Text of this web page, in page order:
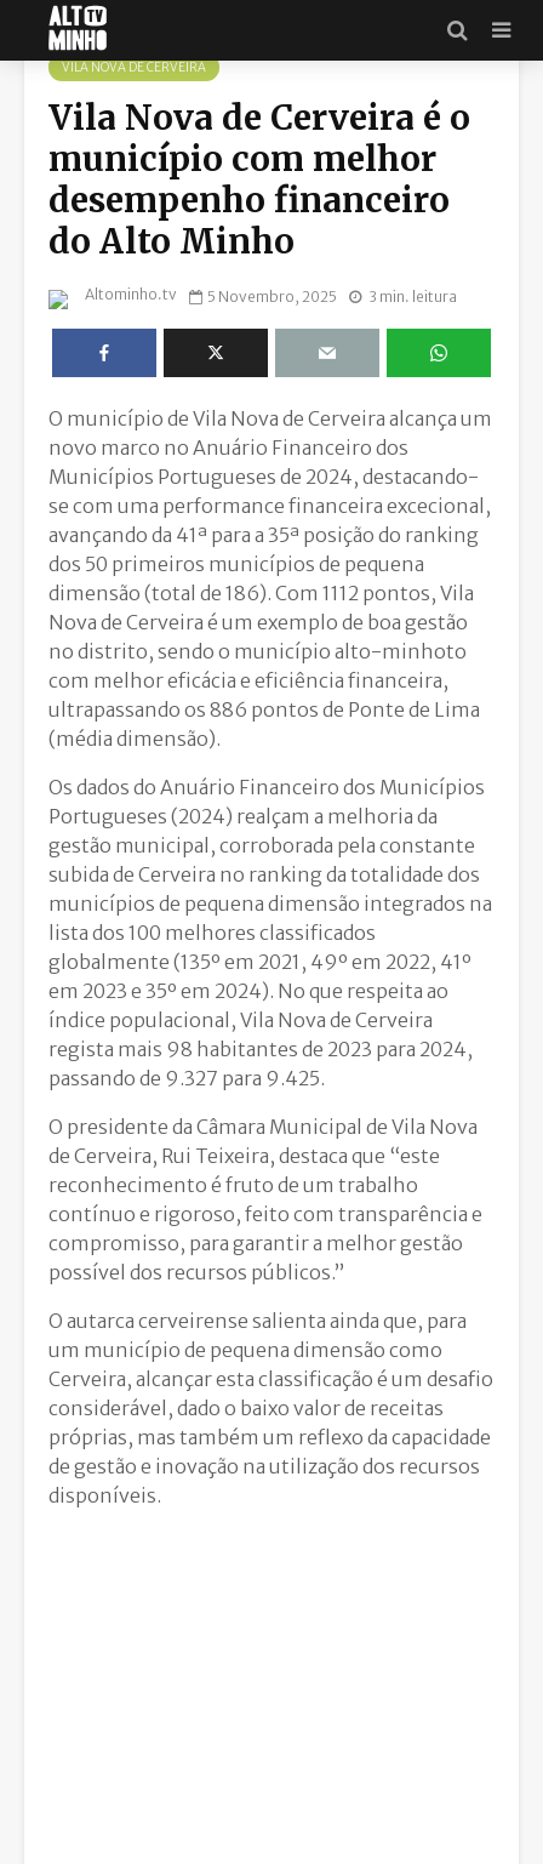
VILA NOVA DE CERVEIRA
Vila Nova de Cerveira é o
município com melhor
desempenho financeiro
do Alto Minho
Altominho.tv 5 Novembro, 2025 3 min. leitura
O município de Vila Nova de Cerveira alcança um
novo marco no Anuário Financeiro dos
Municípios Portugueses de 2024, destacando-
se com uma performance financeira excecional,
avançando da 41ª para a 35ª posição do ranking
dos 50 primeiros municípios de pequena
dimensão (total de 186). Com 1112 pontos, Vila
Nova de Cerveira é um exemplo de boa gestão
no distrito, sendo o município alto-minhoto
com melhor eficácia e eficiência financeira,
ultrapassando os 886 pontos de Ponte de Lima
(média dimensão).
Os dados do Anuário Financeiro dos Municípios
Portugueses (2024) realçam a melhoria da
gestão municipal, corroborada pela constante
subida de Cerveira no ranking da totalidade dos
municípios de pequena dimensão integrados na
lista dos 100 melhores classificados
globalmente (135º em 2021, 49º em 2022, 41º
em 2023 e 35º em 2024). No que respeita ao
índice populacional, Vila Nova de Cerveira
regista mais 98 habitantes de 2023 para 2024,
passando de 9.327 para 9.425.
O presidente da Câmara Municipal de Vila Nova
de Cerveira, Rui Teixeira, destaca que “este
reconhecimento é fruto de um trabalho
contínuo e rigoroso, feito com transparência e
compromisso, para garantir a melhor gestão
possível dos recursos públicos.”
O autarca cerveirense salienta ainda que, para
um município de pequena dimensão como
Cerveira, alcançar esta classificação é um desafio
considerável, dado o baixo valor de receitas
próprias, mas também um reflexo da capacidade
de gestão e inovação na utilização dos recursos
disponíveis.